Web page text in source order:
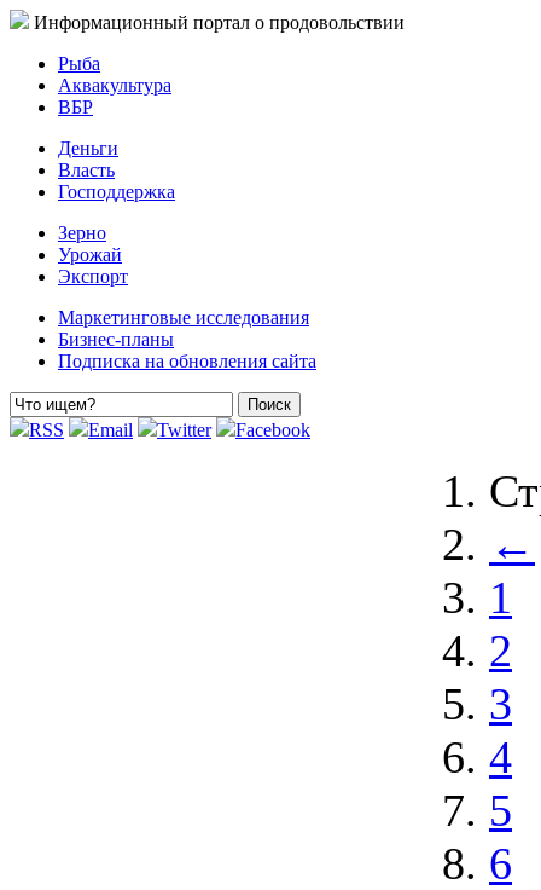
Информационный портал о продовольствии
Рыба
Аквакультура
ВБР
Деньги
Власть
Господдержка
Зерно
Урожай
Экспорт
Маркетинговые исследования
Бизнес-планы
Подписка на обновления сайта
RSS Email Twitter Facebook
←
1
2
3
4
5
6